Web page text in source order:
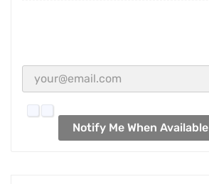
Notify Me When Available